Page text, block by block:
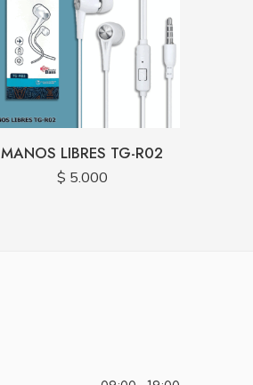
MANOS LIBRES TG-R02
$ 5.000